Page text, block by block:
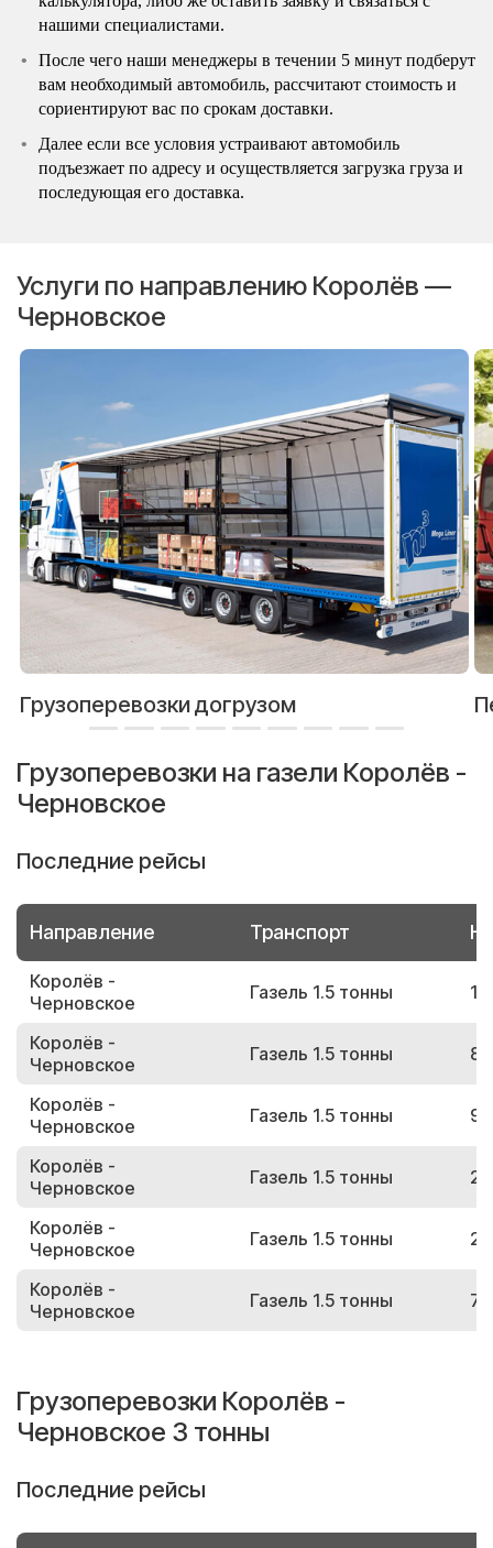
нашими специалистами.
После чего наши менеджеры в течении 5 минут подберут
вам необходимый автомобиль, рассчитают стоимость и
сориентируют вас по срокам доставки.
Далее если все условия устраивают автомобиль
подъезжает по адресу и осуществляется загрузка груза и
последующая его доставка.
Услуги по направлению Королёв —
Черновское
Грузоперевозки догрузом
Грузоперевозки на газели Королёв -
Черновское
Последние рейсы
Направление Транспорт
Королёв -
Черновское
Газель 1.5 тонны
Королёв -
Черновское
Газель 1.5 тонны
Королёв -
Черновское
Газель 1.5 тонны
Королёв -
Черновское
Газель 1.5 тонны
Королёв -
Черновское
Газель 1.5 тонны
Королёв -
Черновское
Газель 1.5 тонны
Грузоперевозки Королёв -
Черновское 3 тонны
Последние рейсы